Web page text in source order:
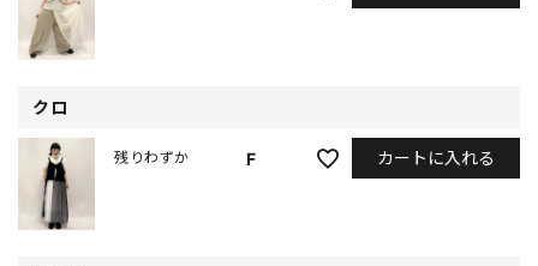
クロ
F
残りわずか カートに入れる